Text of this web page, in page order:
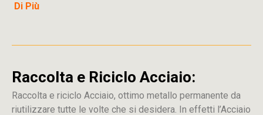
Di Più
Raccolta e Riciclo Acciaio:
Raccolta e riciclo Acciaio, ottimo metallo permanente da
riutilizzare tutte le volte che si desidera. In effetti l’Acciaio